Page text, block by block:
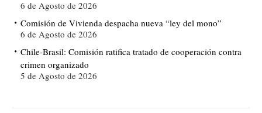
6 de Agosto de 2026
Comisión de Vivienda despacha nueva “ley del mono”
6 de Agosto de 2026
Chile-Brasil: Comisión ratifica tratado de cooperación contra
crimen organizado
5 de Agosto de 2026